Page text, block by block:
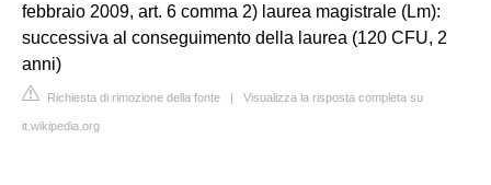
febbraio 2009, art. 6 comma 2) laurea magistrale (Lm):
successiva al conseguimento della laurea (120 CFU, 2
anni)
Richiesta di rimozione della fonte | Visualizza la risposta completa su
it.wikipedia.org